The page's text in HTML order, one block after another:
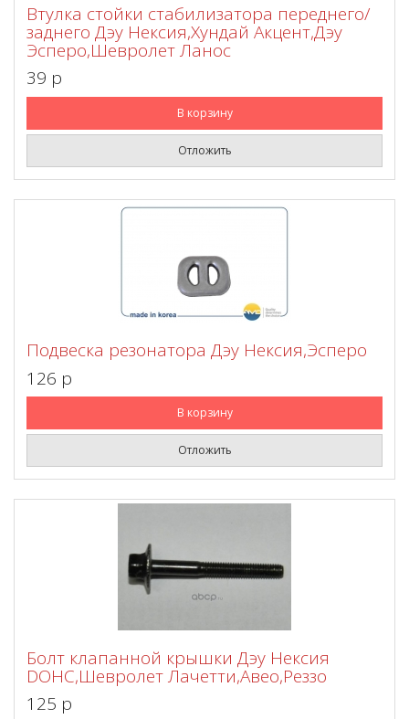
Втулка стойки стабилизатора переднего/
заднего Дэу Нексия,Хундай Акцент,Дэу
Эсперо,Шевролет Ланос
39 p
В корзину
Отложить
Подвеска резонатора Дэу Нексия,Эсперо
126 p
В корзину
Отложить
Болт клапанной крышки Дэу Нексия
DOHC,Шевролет Лачетти,Авео,Реззо
125 p